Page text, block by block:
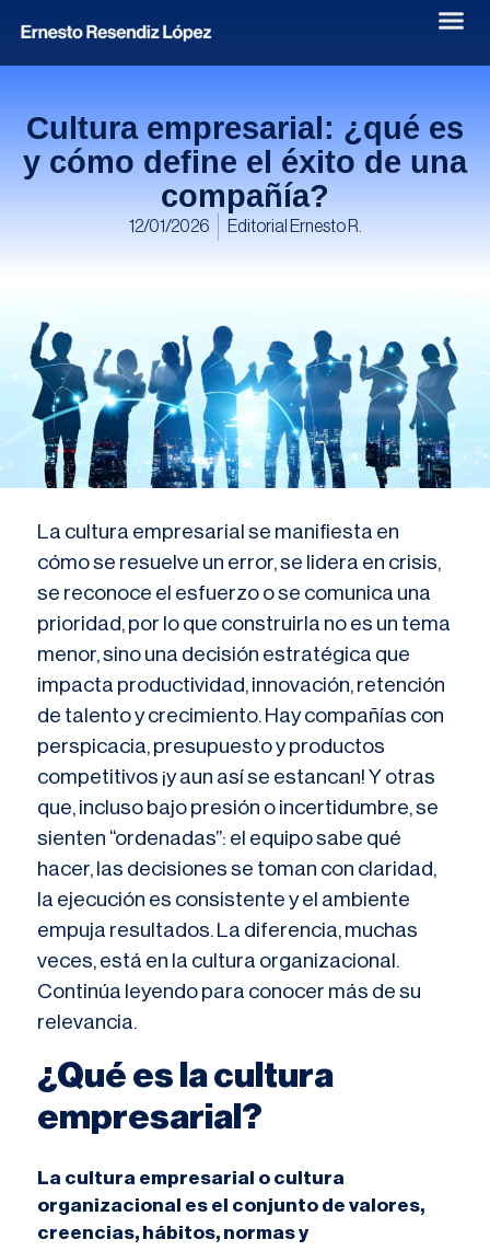
Cultura empresarial: ¿qué es
y cómo define el éxito de una
compañía?
12/01/2026 Editorial Ernesto R.
La cultura empresarial se manifiesta en
cómo se resuelve un error, se lidera en crisis,
se reconoce el esfuerzo o se comunica una
prioridad, por lo que construirla no es un tema
menor, sino una decisión estratégica que
impacta productividad, innovación, retención
de talento y crecimiento. Hay compañías con
perspicacia, presupuesto y productos
competitivos ¡y aun así se estancan! Y otras
que, incluso bajo presión o incertidumbre, se
sienten “ordenadas”: el equipo sabe qué
hacer, las decisiones se toman con claridad,
la ejecución es consistente y el ambiente
empuja resultados. La diferencia, muchas
veces, está en la cultura organizacional.
Continúa leyendo para conocer más de su
relevancia.
¿Qué es la cultura
empresarial?
La cultura empresarial o cultura
organizacional es el conjunto de valores,
creencias, hábitos, normas y